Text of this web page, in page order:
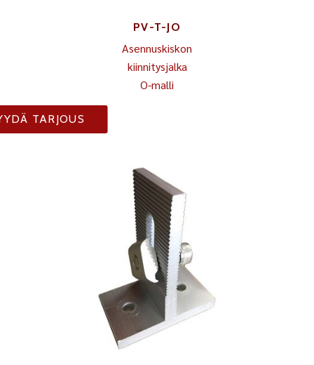
PV-T-JO
Asennuskiskon
kiinnitysjalka
O-malli
TARJOUS